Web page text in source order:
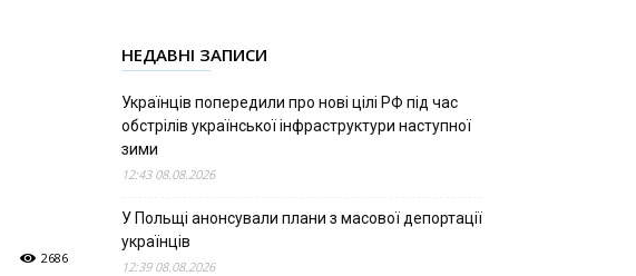
2686
НЕДАВНІ ЗАПИСИ
Українців попередили про нові цілі РФ під час
обстрілів української інфраструктури наступної
зими
12:43 08.08.2026
У Польщі анонсували плани з масової депортації
українців
12:39 08.08.2026